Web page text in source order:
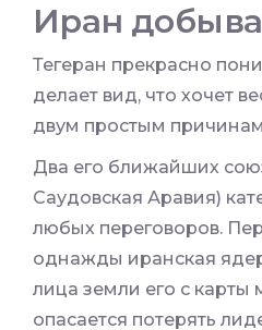
Иран
Тегеран прекрасно
делает вид, что хочет
двум простым
Два его ближайших
Саудовская Аравия)
любых переговоров.
однажды иранская
лица земли его с карты
опасается потерять